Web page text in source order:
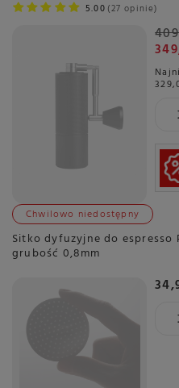
5.00 27 opinie
Chwilowo niedostępny
Sitko dyfuzyjne do espresso
grubość 0,8mm